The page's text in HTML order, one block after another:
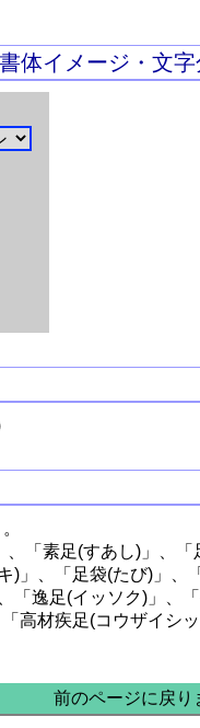
体イメージ・文
、「素足(すあし)」、
)」、「足袋(たび)」
「逸足(イッソク)」、
高材疾足(コウザイシ
前のページに戻り